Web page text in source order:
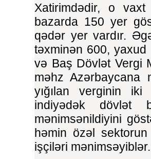
Xatirimdədir, o vaxt
bazarda 150 yer
qədər yer vardır.
təxminən 600, yaxud
və Baş Dövlət Vergi
məhz Azərbaycana
yığılan verginin iki
indiyədək dövlət
mənimsənildiyini
həmin özəl
işçiləri